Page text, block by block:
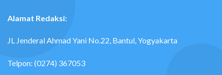
Alamat Redaksi:
JL Jenderal Ahmad Yani No.22, Bantul, Yogyakarta
Telpon: (0274) 367053